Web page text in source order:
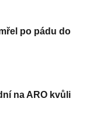
po pádu do
na ARO kvůli